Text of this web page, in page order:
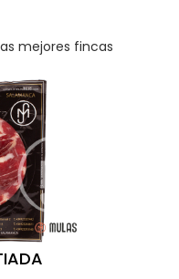
mejores fincas